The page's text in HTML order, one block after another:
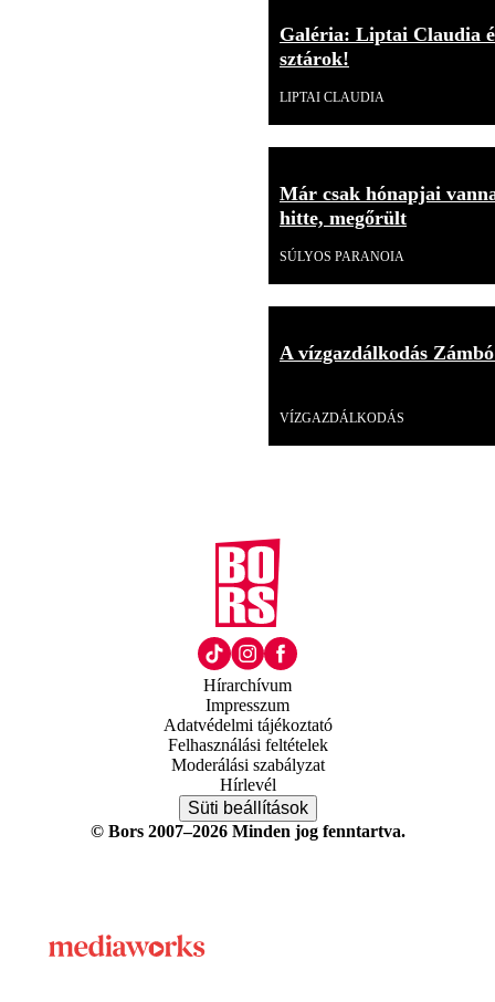
Galéria: Liptai Claudia
sztárok!
LIPTAI CLAUDIA
Már csak hónapjai
hitte, megőrült
SÚLYOS PARANOIA
A vízgazdálkodás
VÍZGAZDÁLKODÁS
Hírarchívum
Impresszum
Adatvédelmi tájékoztató
Felhasználási feltételek
Moderálási szabályzat
Hírlevél
Süti beállítások
© Bors 2007–2026 Minden jog fenntartva.